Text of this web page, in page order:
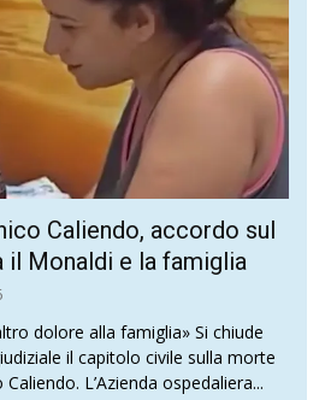
Caliendo, accordo sul
Monaldi e la famiglia
dolore alla famiglia» Si chiude
il capitolo civile sulla morte
L’Azienda ospedaliera...